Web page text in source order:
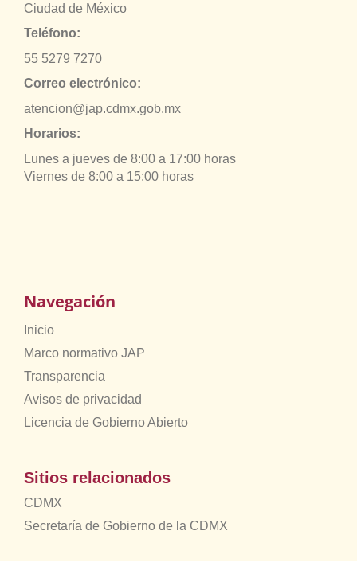
Ciudad de México
Teléfono:
55 5279 7270
Correo electrónico:
atencion@jap.cdmx.gob.mx
Horarios:
Lunes a jueves de 8:00 a 17:00 horas
Viernes de 8:00 a 15:00 horas
Navegación
Inicio
Marco normativo JAP
Transparencia
Avisos de privacidad
Licencia de Gobierno Abierto
Sitios relacionados
CDMX
Secretaría de Gobierno de la CDMX